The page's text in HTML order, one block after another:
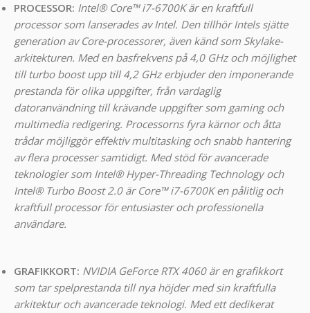
PROCESSOR: Intel® Core™ i7-6700K är en kraftfull
processor som lanserades av Intel. Den tillhör Intels sjätte
generation av Core-processorer, även känd som Skylake-
arkitekturen. Med en basfrekvens på 4,0 GHz och möjlighet
till turbo boost upp till 4,2 GHz erbjuder den imponerande
prestanda för olika uppgifter, från vardaglig
datoranvändning till krävande uppgifter som gaming och
multimedia redigering. Processorns fyra kärnor och åtta
trådar möjliggör effektiv multitasking och snabb hantering
av flera processer samtidigt. Med stöd för avancerade
teknologier som Intel® Hyper-Threading Technology och
Intel® Turbo Boost 2.0 är Core™ i7-6700K en pålitlig och
kraftfull processor för entusiaster och professionella
användare.
GRAFIKKORT: NVIDIA GeForce RTX 4060 är en grafikkort
som tar spelprestanda till nya höjder med sin kraftfulla
arkitektur och avancerade teknologi. Med ett dedikerat